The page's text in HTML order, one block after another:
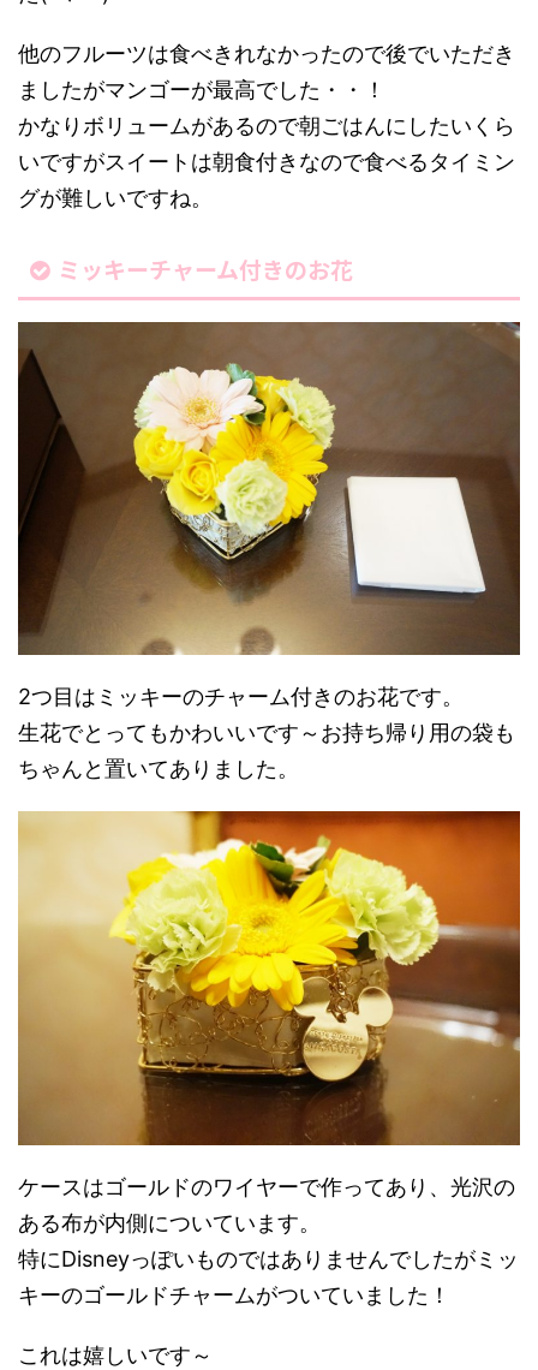
他のフルーツは食べきれなかったので後でいただき
ましたがマンゴーが最高でした・・！
かなりボリュームがあるので朝ごはんにしたいくら
いですがスイートは朝食付きなので食べるタイミン
グが難しいですね。
ミッキーチャーム付きのお花
2つ目はミッキーのチャーム付きのお花です。
生花でとってもかわいいです～お持ち帰り用の袋も
ちゃんと置いてありました。
ケースはゴールドのワイヤーで作ってあり、光沢の
ある布が内側についています。
特にDisneyっぽいものではありませんでしたがミッ
キーのゴールドチャームがついていました！
これは嬉しいです～